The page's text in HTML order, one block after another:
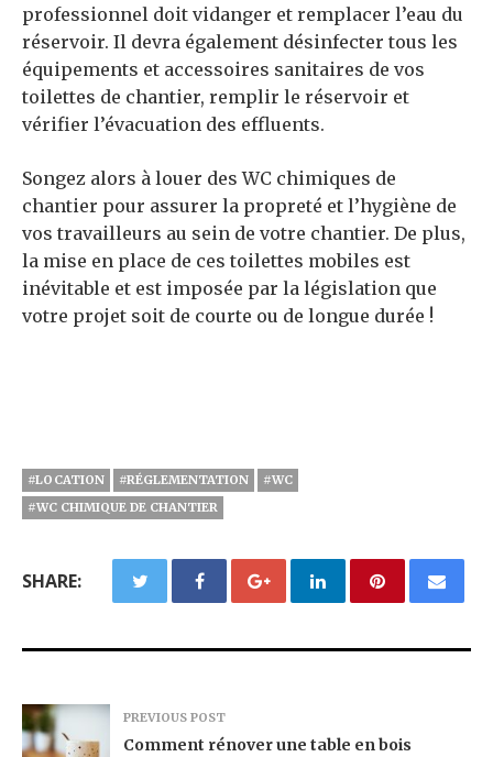
professionnel doit vidanger et remplacer l’eau du
réservoir. Il devra également désinfecter tous les
équipements et accessoires sanitaires de vos
toilettes de chantier, remplir le réservoir et
vérifier l’évacuation des effluents.
Songez alors à louer des WC chimiques de
chantier pour assurer la propreté et l’hygiène de
vos travailleurs au sein de votre chantier. De plus,
la mise en place de ces toilettes mobiles est
inévitable et est imposée par la législation que
votre projet soit de courte ou de longue durée !
#LOCATION #RÉGLEMENTATION
#WC
#WC CHIMIQUE DE CHANTIER
SHARE:
PREVIOUS POST
Comment rénover une table en bois